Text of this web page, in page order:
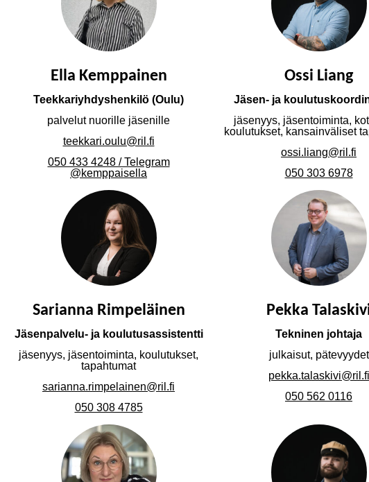
Ella Kemppainen
Teekkariyhdyshenkilö (Oulu)
palvelut nuorille jäsenille
teekkari.oulu@ril.fi
050 433 4248 / Telegram
@kemppaisella
Ossi Liang
Jäsen- ja
jäsenyys, jäsentoiminta,
koulutukset, kansainväliset
ossi.liang@ril.fi
050 303 6978
Sarianna Rimpeläinen
Jäsenpalvelu- ja koulutusassistentti
jäsenyys, jäsentoiminta, koulutukset,
tapahtumat
sarianna.rimpelainen@ril.fi
050 308 4785
Pekka
Tekninen johtaja
julkaisut, pätevyydet
pekka.talaskivi@ril.fi
050 562 0116